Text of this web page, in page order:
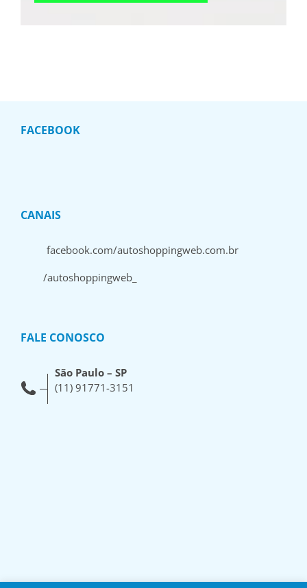
FACEBOOK
CANAIS
facebook.com/autoshoppingweb.com.br
/autoshoppingweb_
FALE CONOSCO
São Paulo – SP
(11) 91771-3151